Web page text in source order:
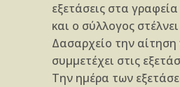
εξετάσεις στα
και ο σύλλογος
Δασαρχείο την αίτηση
συμμετέχει στις
Την ημέρα των